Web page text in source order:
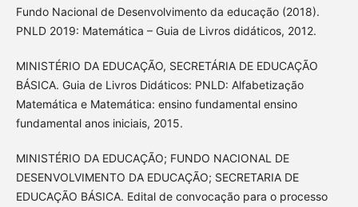
Fundo Nacional de Desenvolvimento da educação (2018).
PNLD 2019: Matemática – Guia de Livros didáticos, 2012.
MINISTÉRIO DA EDUCAÇÃO, SECRETÁRIA DE EDUCAÇÃO
BÁSICA. Guia de Livros Didáticos: PNLD: Alfabetização
Matemática e Matemática: ensino fundamental ensino
fundamental anos iniciais, 2015.
MINISTÉRIO DA EDUCAÇÃO; FUNDO NACIONAL DE
DESENVOLVIMENTO DA EDUCAÇÃO; SECRETARIA DE
EDUCAÇÃO BÁSICA. Edital de convocação para o processo